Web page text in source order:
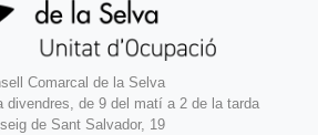
Comarcal de la Selva
divendres, de 9 del matí a 2 de la tarda
de Sant Salvador, 19